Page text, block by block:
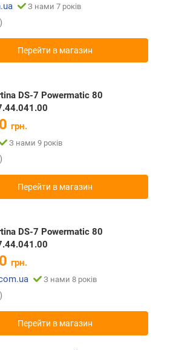
З нами 7 років
Перейти в магазин
DS-7 Powermatic 80
грн.
З нами 9 років
Перейти в магазин
DS-7 Powermatic 80
грн.
З нами 8 років
Перейти в магазин